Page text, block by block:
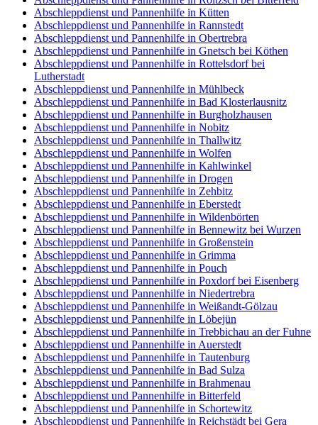
Abschleppdienst und Pannenhilfe in Kütten
Abschleppdienst und Pannenhilfe in Rannstedt
Abschleppdienst und Pannenhilfe in Obertrebra
Abschleppdienst und Pannenhilfe in Gnetsch bei Köthen
Abschleppdienst und Pannenhilfe in Rottelsdorf bei
Lutherstadt
Abschleppdienst und Pannenhilfe in Mühlbeck
Abschleppdienst und Pannenhilfe in Bad Klosterlausnitz
Abschleppdienst und Pannenhilfe in Burgholzhausen
Abschleppdienst und Pannenhilfe in Nobitz
Abschleppdienst und Pannenhilfe in Thallwitz
Abschleppdienst und Pannenhilfe in Wolfen
Abschleppdienst und Pannenhilfe in Kahlwinkel
Abschleppdienst und Pannenhilfe in Drogen
Abschleppdienst und Pannenhilfe in Zehbitz
Abschleppdienst und Pannenhilfe in Eberstedt
Abschleppdienst und Pannenhilfe in Wildenbörten
Abschleppdienst und Pannenhilfe in Bennewitz bei Wurzen
Abschleppdienst und Pannenhilfe in Großenstein
Abschleppdienst und Pannenhilfe in Grimma
Abschleppdienst und Pannenhilfe in Pouch
Abschleppdienst und Pannenhilfe in Poxdorf bei Eisenberg
Abschleppdienst und Pannenhilfe in Niedertrebra
Abschleppdienst und Pannenhilfe in Weißandt-Gölzau
Abschleppdienst und Pannenhilfe in Löbejün
Abschleppdienst und Pannenhilfe in Trebbichau an der Fuhne
Abschleppdienst und Pannenhilfe in Auerstedt
Abschleppdienst und Pannenhilfe in Tautenburg
Abschleppdienst und Pannenhilfe in Bad Sulza
Abschleppdienst und Pannenhilfe in Brahmenau
Abschleppdienst und Pannenhilfe in Bitterfeld
Abschleppdienst und Pannenhilfe in Schortewitz
Abschleppdienst und Pannenhilfe in Reichstädt bei Gera